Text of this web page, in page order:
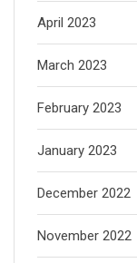
April 2023
March 2023
February 2023
January 2023
December 2022
November 2022